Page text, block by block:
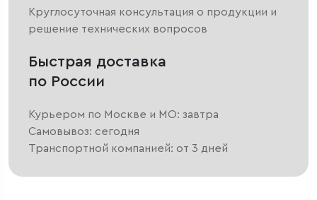
Круглосуточная консультация о продукции и
решение технических вопросов
Быстрая доставка
по России
Курьером по Москве и МО: завтра
Самовывоз: сегодня
Транспортной компанией: от 3 дней